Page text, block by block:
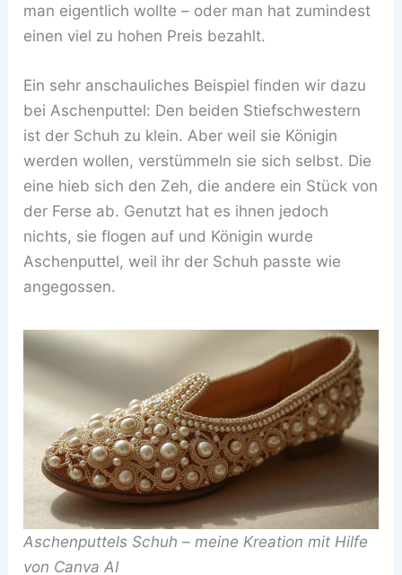
man eigentlich wollte – oder man hat zumindest
einen viel zu hohen Preis bezahlt.
Ein sehr anschauliches Beispiel finden wir dazu
bei Aschenputtel: Den beiden Stiefschwestern
ist der Schuh zu klein. Aber weil sie Königin
werden wollen, verstümmeln sie sich selbst. Die
eine hieb sich den Zeh, die andere ein Stück von
der Ferse ab. Genutzt hat es ihnen jedoch
nichts, sie flogen auf und Königin wurde
Aschenputtel, weil ihr der Schuh passte wie
angegossen.
Aschenputtels Schuh – meine Kreation mit Hilfe
von Canva AI